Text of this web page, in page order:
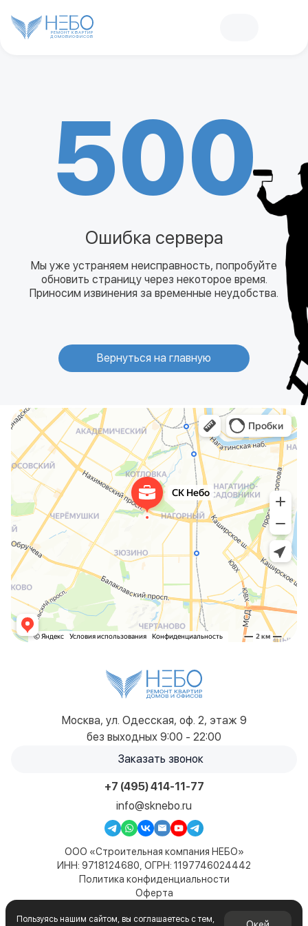
РЕМОНТ КВАРТИР
ДОМОВИОФИСОВ
500
Ошибка сервера
Мы уже устраняем неисправность, попробуйте
обновить страницу через некоторое время.
Приносим извинения за временные неудобства.
Вернуться на главную
Москва, ул. Одесская, оф. 2, этаж 9
без выходных 9:00 - 22:00
Заказать звонок
+7 (495) 414-11-77
info@sknebo.ru
ООО «Строительная компания НЕБО»
ИНН: 9718124680, ОГРН: 1197746024442
Политика конфиденциальности
Оферта
© 2019-2026. Все права защищены. Сайт не является
Пользуясь нашим сайтом, вы соглашаетесь с тем,